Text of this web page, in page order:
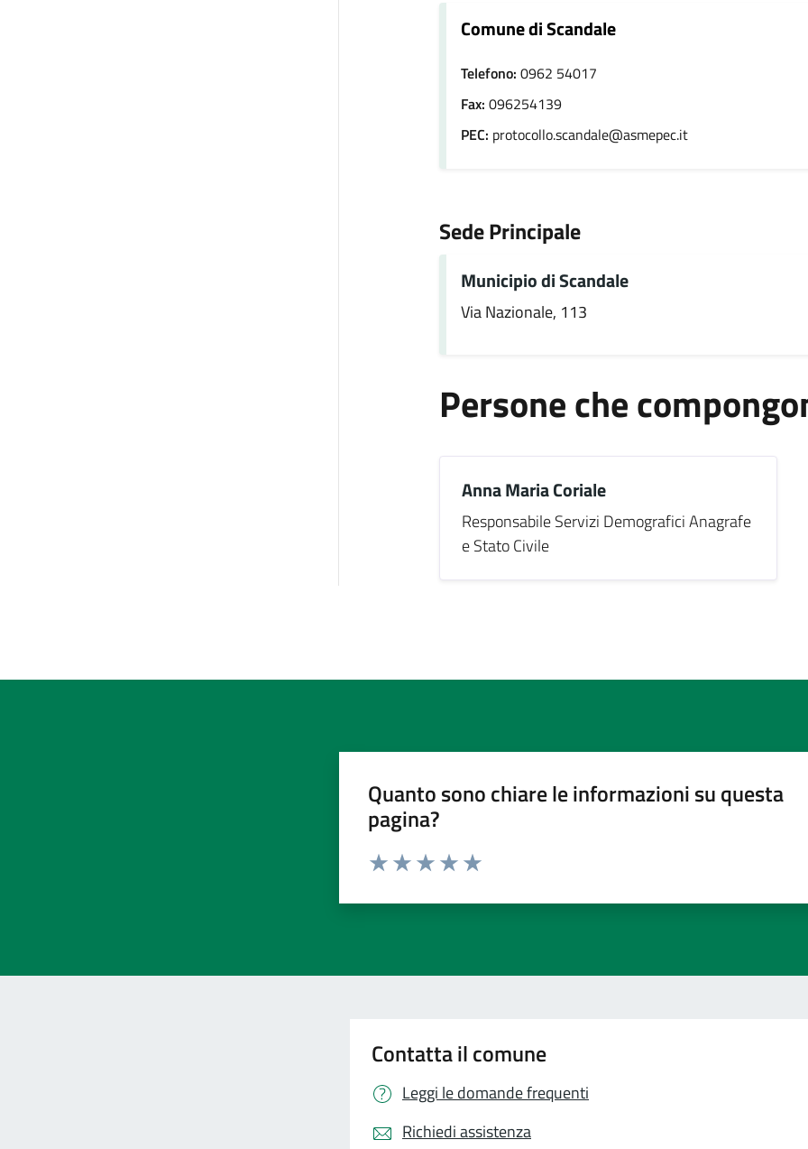
Comune di Scandale
Telefono: 0962 54017
Fax: 096254139
PEC: protocollo.scandale@asmepec.it
Sede Principale
Municipio di Scandale
Via Nazionale, 113
Persone che
Anna Maria Coriale
Responsabile Servizi Demografici Anagrafe
e Stato Civile
Quanto sono chiare le informazioni su questa
pagina?
Contatta il comune
Leggi le domande frequenti
Richiedi assistenza